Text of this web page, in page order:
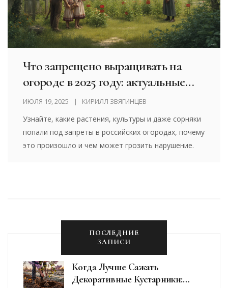
Что запрещено выращивать на
огороде в 2025 году: актуальные
ограничения
ИЮЛЯ 19, 2025 КИРИЛЛ ЗВЯГИНЦЕВ
Узнайте, какие растения, культуры и даже сорняки
попали под запреты в российских огородах, почему
это произошло и чем может грозить нарушение.
ПОСЛЕДНИЕ
ЗАПИСИ
Когда Лучше Сажать
Декоративные Кустарники: